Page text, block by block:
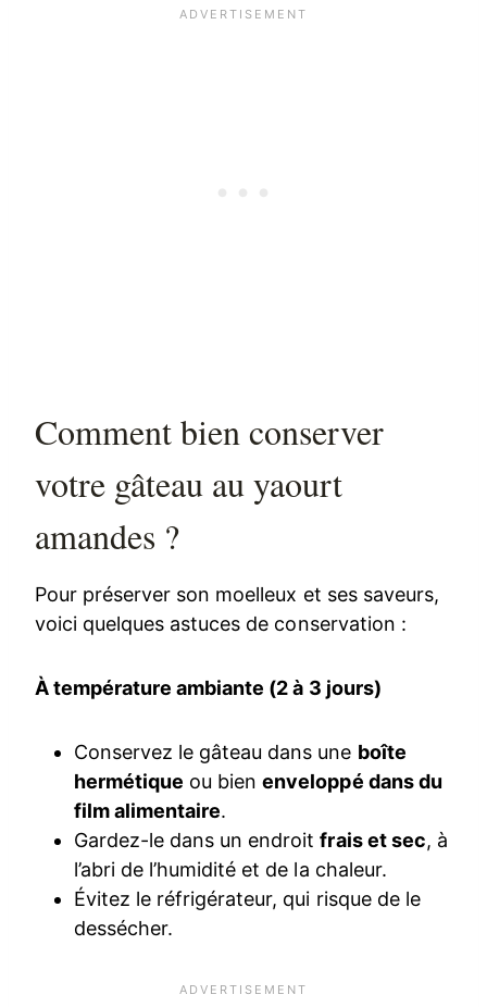
Comment bien conserver
votre gâteau au yaourt
amandes ?
Pour préserver son moelleux et ses saveurs,
voici quelques astuces de conservation :
À température ambiante (2 à 3 jours)
Conservez le gâteau dans une boîte
hermétique ou bienenveloppé dans du
film alimentaire.
Gardez-le dans un endroitfrais et sec, à
l’abri de l’humidité et de la chaleur.
Évitez le réfrigérateur, qui risque de le
dessécher.